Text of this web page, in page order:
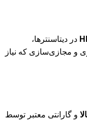
در دیتاسنترها،
و مجازی‌سازی که نیاز
و گارانتی معتبر توسط